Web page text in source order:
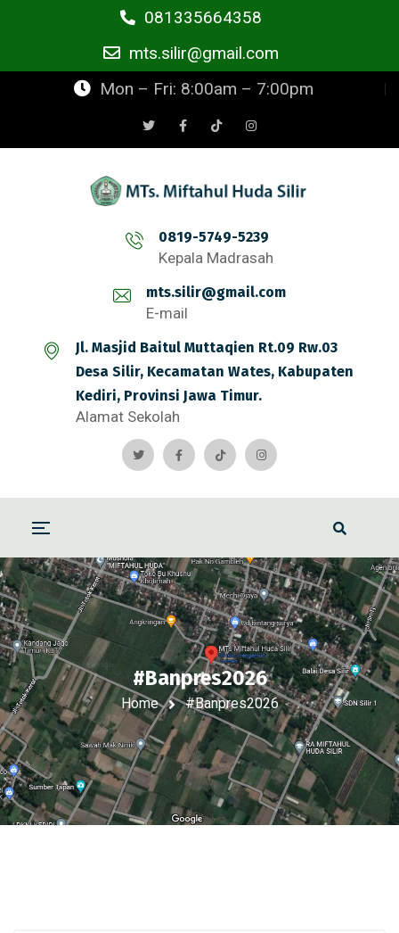
081335664358
mts.silir@gmail.com
Mon – Fri: 8:00am – 7:00pm
0819-5749-5239
Kepala Madrasah
mts.silir@gmail.com
E-mail
Jl. Masjid Baitul Muttaqien Rt.09 Rw.03
Desa Silir, Kecamatan Wates, Kabupaten
Kediri, Provinsi Jawa Timur.
Alamat Sekolah
#Banpres2026
Home #Banpres2026